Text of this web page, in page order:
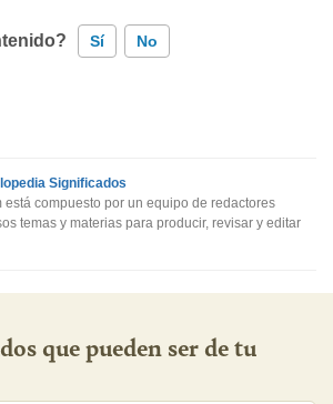
Sí No
información incorrecta
Significados
está compuesto por un equipo de redactores
temas y materias para producir, revisar y editar
que pueden ser de tu